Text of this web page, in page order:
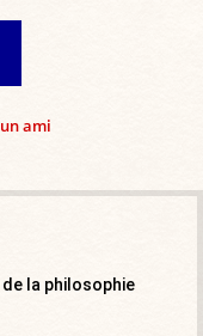
ami
la philosophie